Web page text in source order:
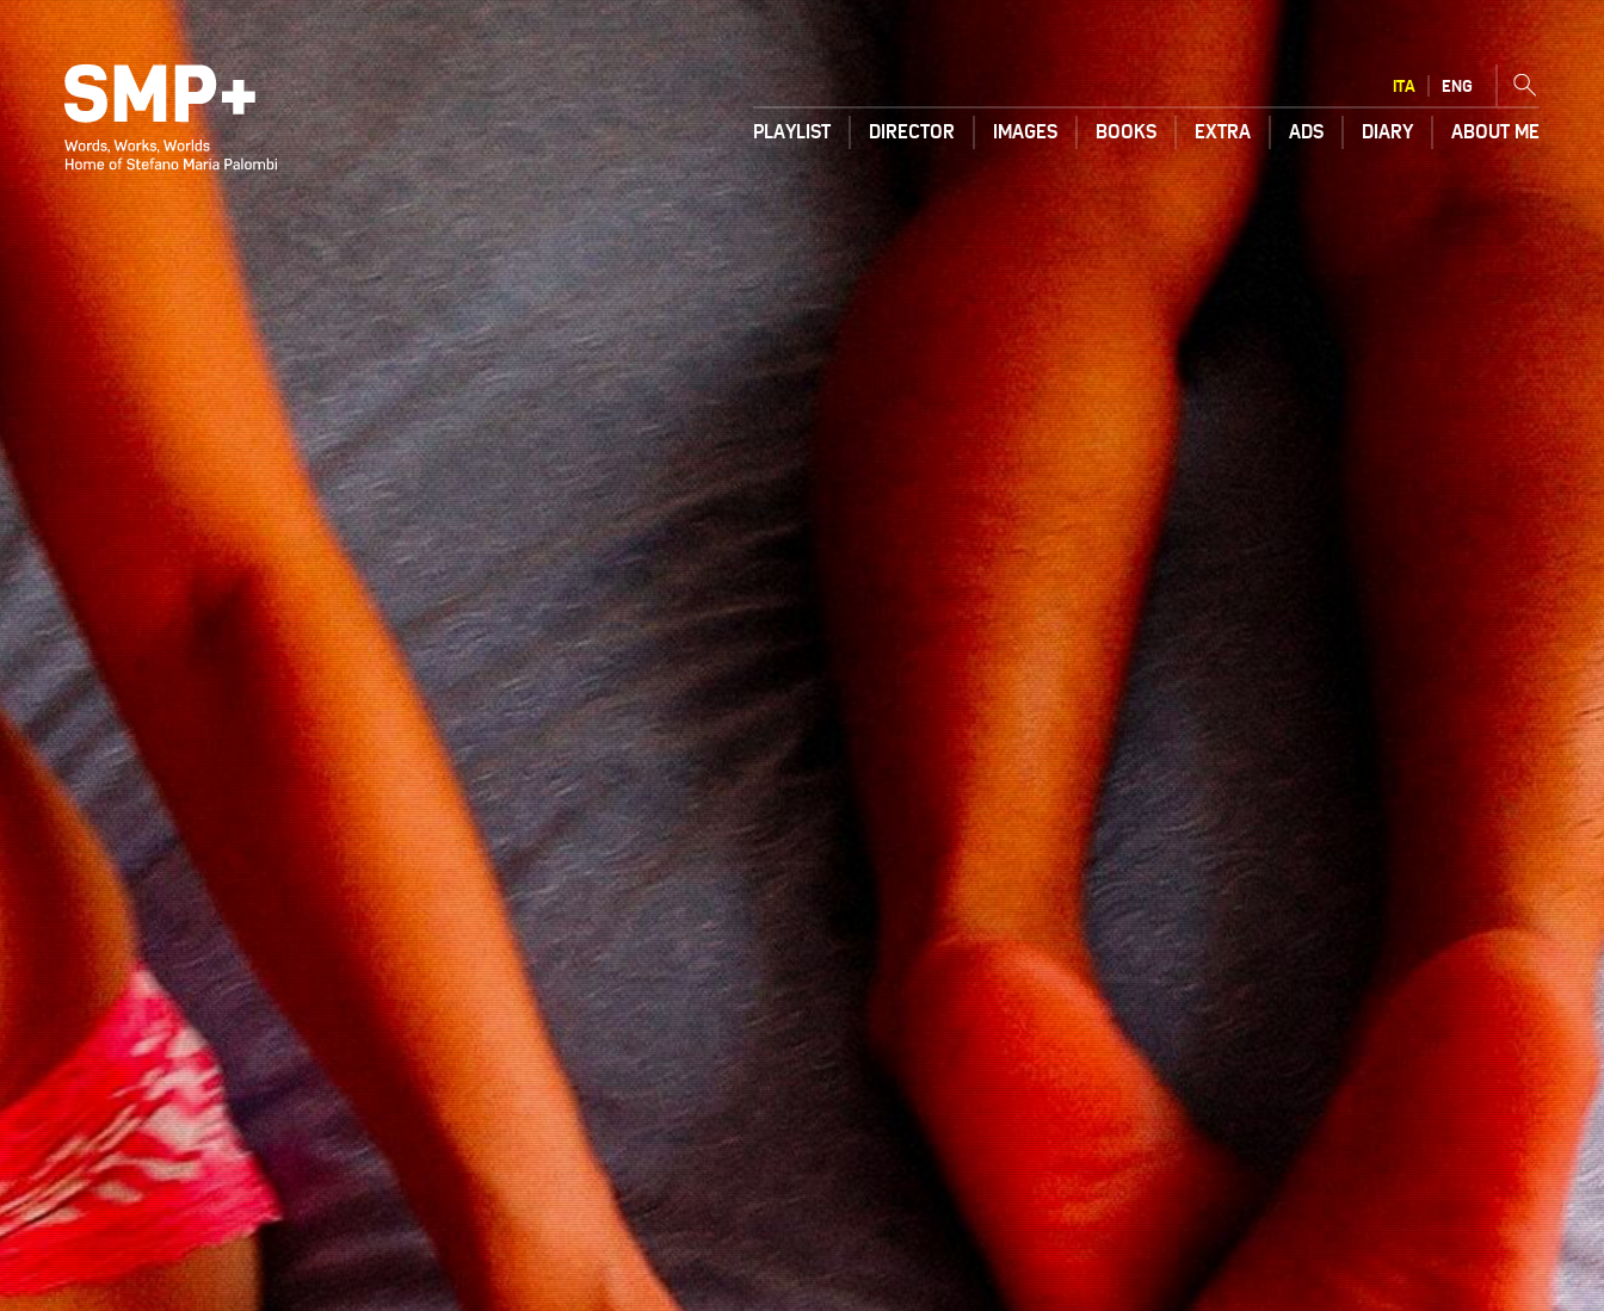
ENG
ITA
PLAYLIST DIRECTOR IMAGES BOOKS EXTRA ADS DIARY ABOUT ME